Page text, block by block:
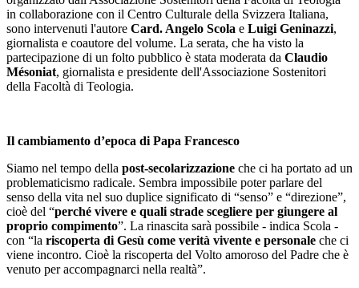
in collaborazione con il Centro Culturale della Svizzera Italiana,
sono intervenuti l'autore Card. Angelo Scola e Luigi Geninazzi,
giornalista e coautore del volume. La serata, che ha visto la
partecipazione di un folto pubblico è stata moderata da Claudio
Mésoniat, giornalista e presidente dell'Associazione Sostenitori
della Facoltà di Teologia.
Il cambiamento d’epoca di Papa Francesco
Siamo nel tempo della post-secolarizzazione che ci ha portato ad un
problematicismo radicale. Sembra impossibile poter parlare del
senso della vita nel suo duplice significato di “senso” e “direzione”,
cioè del “perché vivere e quali strade scegliere per giungere al
proprio compimento”. La rinascita sarà possibile - indica Scola -
con “la riscoperta di Gesù come verità vivente e personale che ci
viene incontro. Cioè la riscoperta del Volto amoroso del Padre che è
venuto per accompagnarci nella realtà”.